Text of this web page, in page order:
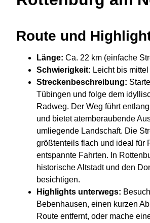
Route und
Länge: Ca. 22 km (einfache
Schwierigkeit: Leicht bis mittel
Streckenbeschreibung:
Tübingen und folge dem
Radweg. Der Weg führt
und bietet atemberaubende
umliegende Landschaft. Die
größtenteils flach und ideal für
entspannte Fahrten. In
historische Altstadt und den
besichtigen.
Highlights unterwegs:
Bebenhausen, einen kurzen
Route entfernt, oder mache